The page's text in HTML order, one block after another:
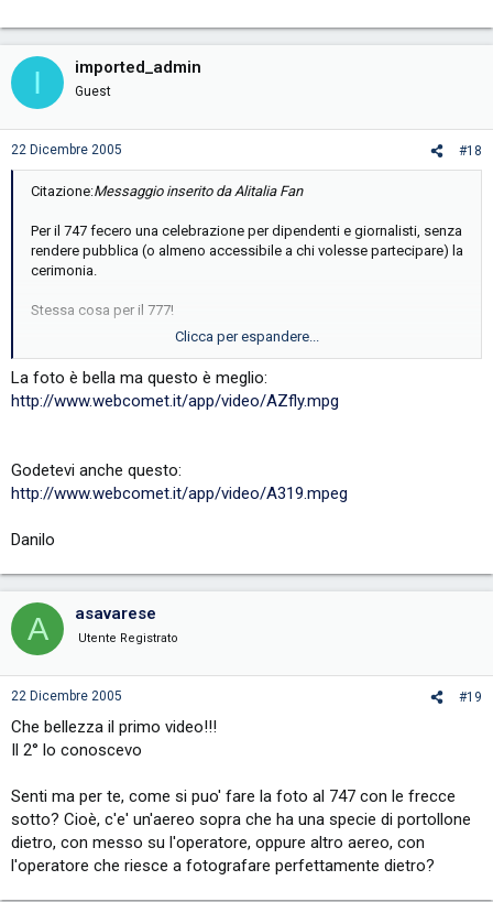
I imported_admin
Guest
22 Dicembre 2005 #18
Citazione:Messaggio inserito da Alitalia Fan
Per il 747 fecero una celebrazione per dipendenti e giornalisti, senza
rendere pubblica (o almeno accessibile a chi volesse partecipare) la
cerimonia.
Stessa cosa per il 777!
Ecco una foto della formazione che diceva Savarese...
Ciao
Clicca per espandere...
La foto è bella ma questo è meglio:
http://www.webcomet.it/app/video/AZfly.mpg
Godetevi anche questo:
http://www.webcomet.it/app/video/A319.mpeg
Danilo
A asavarese
Utente Registrato
22 Dicembre 2005 #19
Che bellezza il primo video!!!
Il 2° lo conoscevo
Senti ma per te, come si puo' fare la foto al 747 con le frecce
sotto? Cioè, c'e' un'aereo sopra che ha una specie di portollone
dietro, con messo su l'operatore, oppure altro aereo, con
l'operatore che riesce a fotografare perfettamente dietro?